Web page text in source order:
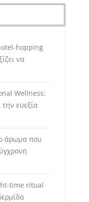
hopping
να
Wellness:
ευεξία
άρωμα που
time ritual